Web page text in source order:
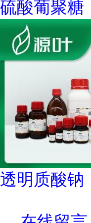
硫酸葡聚糖
透明质酸钠